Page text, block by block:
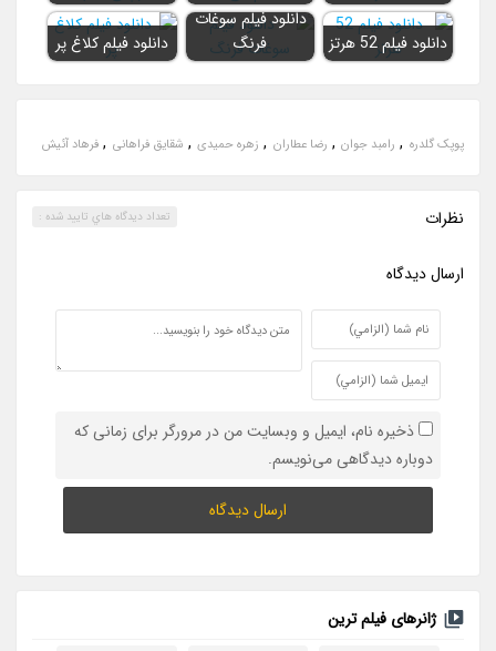
دانلود فیلم 52 هرتز
دانلود فیلم سوغات
فرنگ
دانلود فیلم کلاغ پر
پوپک گلدره , رامبد جوان , رضا عطاران , زهره حمیدی , شقایق فراهانی , فرهاد آئیش
نظرات تعداد ديدگاه هاي تاييد شده :
ارسال ديدگاه
ذخیره نام، ایمیل و وبسایت من در مرورگر برای زمانی که
دوباره دیدگاهی می‌نویسم.
ژانرهای فیلم ترین